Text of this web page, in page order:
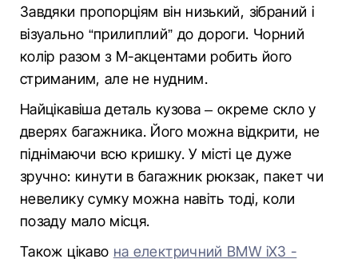
Завдяки пропорціям він низький, зібраний і
візуально “прилиплий” до дороги. Чорний
колір разом з M-акцентами робить його
стриманим, але не нудним.
Найцікавіша деталь кузова – окреме скло у
дверях багажника. Його можна відкрити, не
піднімаючи всю кришку. У місті це дуже
зручно: кинути в багажник рюкзак, пакет чи
невелику сумку можна навіть тоді, коли
позаду мало місця.
Також цікаво на електричний BMW iX3 -